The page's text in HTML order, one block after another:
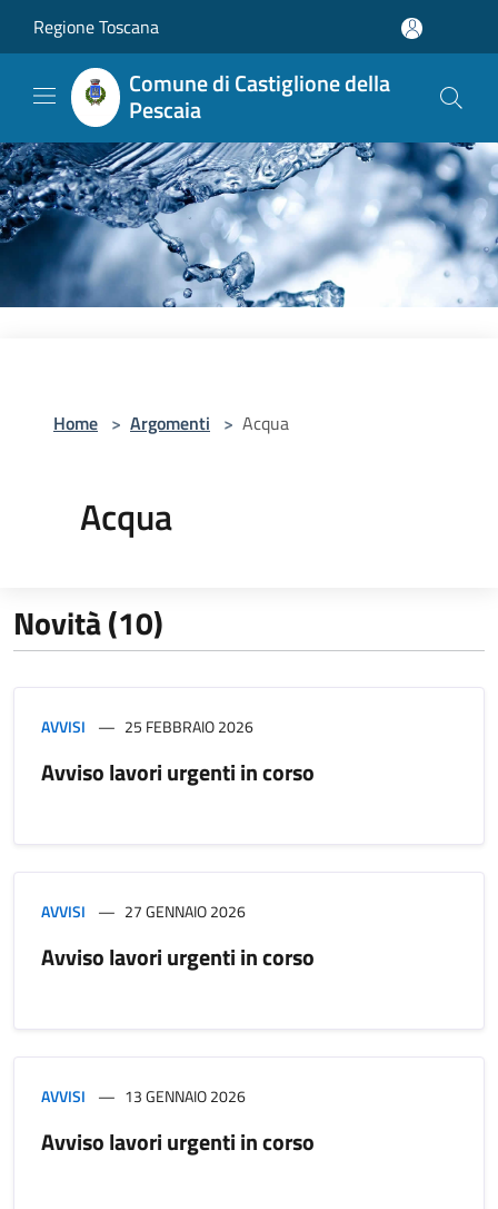
Regione Toscana
Comune di Castiglione della
Pescaia
Home > Argomenti > Acqua
Acqua
Novità (10)
AVVISI 25 FEBBRAIO 2026
Avviso lavori urgenti in corso
AVVISI 27 GENNAIO 2026
Avviso lavori urgenti in corso
AVVISI 13 GENNAIO 2026
Avviso lavori urgenti in corso